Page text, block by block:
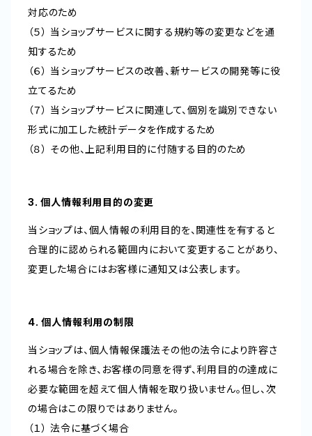
対応のため
（５） 当ショップサービスに関する規約等の変更などを通
知するため
（６） 当ショップサービスの改善、新サービスの開発等に役
立てるため
（７） 当ショップサービスに関連して、個別を識別できない
形式に加工した統計データを作成するため
（８） その他、上記利用目的に付随する目的のため
3. 個人情報利用目的の変更
当ショップは、個人情報の利用目的を、関連性を有すると
合理的に認められる範囲内において変更することがあり、
変更した場合にはお客様に通知又は公表します。
4. 個人情報利用の制限
当ショップは、個人情報保護法その他の法令により許容さ
れる場合を除き、お客様の同意を得ず、利用目的の達成に
必要な範囲を超えて個人情報を取り扱いません。但し、次
の場合はこの限りではありません。
（１） 法令に基づく場合